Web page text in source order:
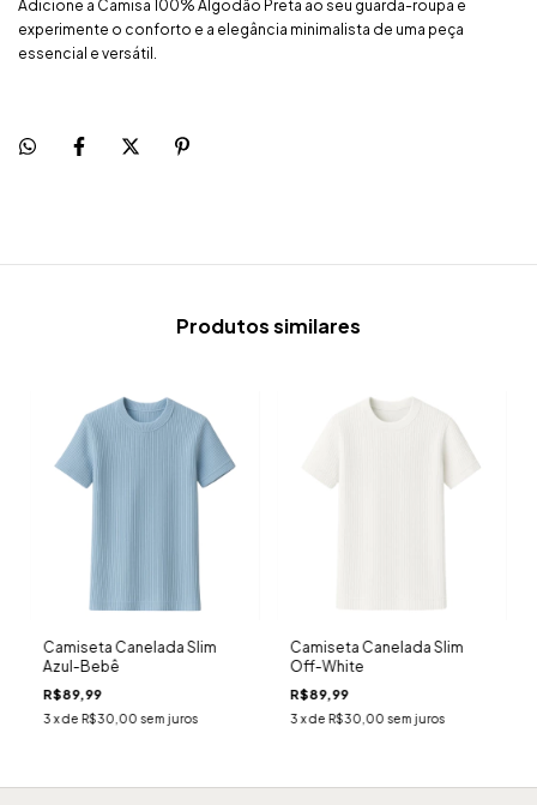
Adicione a Camisa 100% Algodão Preta ao seu guarda-roupa e
experimente o conforto e a elegância minimalista de uma peça
essencial e versátil.
Produtos similares
Camiseta Canelada Slim
Azul-Bebê
R$89,99
3 x de R$30,00 sem juros
Camiseta Canelada Slim
Off-White
R$89,99
3 x de R$30,00 sem juros